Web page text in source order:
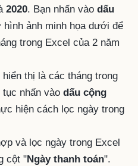
2020. Bạn nhấn vào dấu
hình ảnh minh họa dưới để
trong Excel của 2 năm
thị là các tháng trong
tục nhấn vào dấu cộng
hiện cách lọc ngày trong
và lọc ngày trong Excel
cột "Ngày thanh toán".